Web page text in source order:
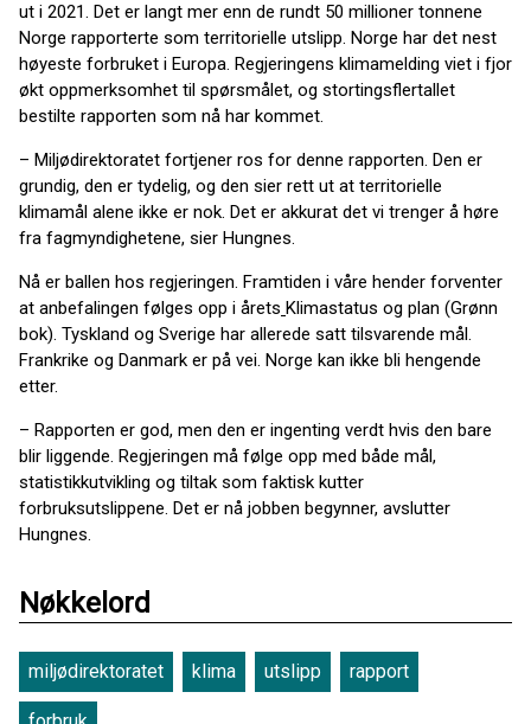
ut i 2021. Det er langt mer enn de rundt 50 millioner tonnene
Norge rapporterte som territorielle utslipp. Norge har det nest
høyeste forbruket i Europa. Regjeringens klimamelding viet i fjor
økt oppmerksomhet til spørsmålet, og stortingsflertallet
bestilte rapporten som nå har kommet.
– Miljødirektoratet fortjener ros for denne rapporten. Den er
grundig, den er tydelig, og den sier rett ut at territorielle
klimamål alene ikke er nok. Det er akkurat det vi trenger å høre
fra fagmyndighetene, sier Hungnes.
Nå er ballen hos regjeringen. Framtiden i våre hender forventer
at anbefalingen følges opp i årets Klimastatus og plan (Grønn
bok). Tyskland og Sverige har allerede satt tilsvarende mål.
Frankrike og Danmark er på vei. Norge kan ikke bli hengende
etter.
– Rapporten er god, men den er ingenting verdt hvis den bare
blir liggende. Regjeringen må følge opp med både mål,
statistikkutvikling og tiltak som faktisk kutter
forbruksutslippene. Det er nå jobben begynner, avslutter
Hungnes.
Nøkkelord
miljødirektoratet klima utslipp rapport